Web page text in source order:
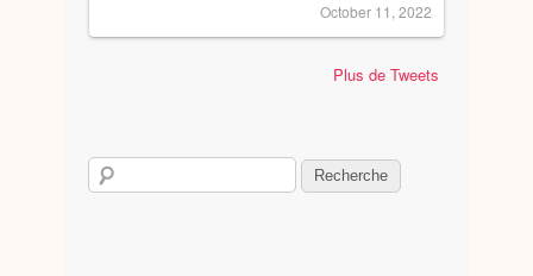
October 11, 2022
Plus de Tweets